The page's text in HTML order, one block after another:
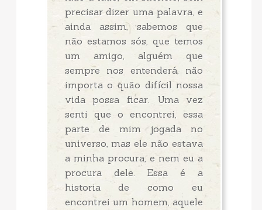
precisar dizer uma palavra, e
ainda assim, sabemos que
não estamos sós, que temos
um amigo, alguém que
sempre nos entenderá, não
importa o quão difícil nossa
vida possa ficar. Uma vez
senti que o encontrei, essa
parte de mim jogada no
universo, mas ele não estava
a minha procura, e nem eu a
procura dele. Essa é a
historia de como eu
encontrei um homem, aquele